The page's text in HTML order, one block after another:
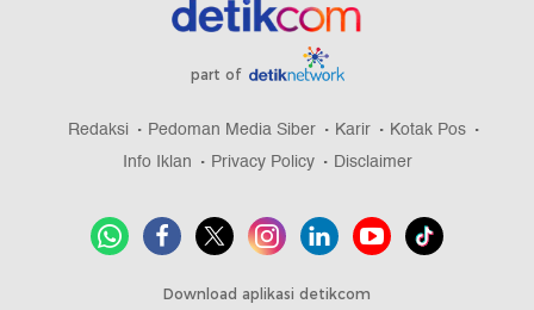
part of
Redaksi Pedoman Media Siber Karir
Kotak Pos
Info Iklan
Privacy Policy Disclaimer
Download aplikasi detikcom